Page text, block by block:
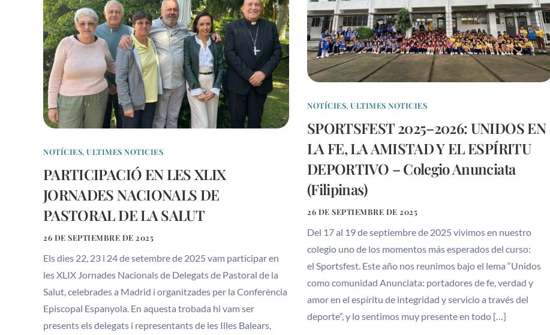
NOTÍCIES,ULTIMES NOTICIES
PARTICIPACIÓ EN LES XLIX
JORNADES NACIONALS DE
PASTORAL DE LA SALUT
26 DE SEPTIEMBRE DE 2025
Els dies 22, 23 i 24 de setembre de 2025 vam participar en
les XLIX Jornades Nacionals de Delegats de Pastoral de la
Salut, celebrades a Madrid i organitzades per la Conferència
Episcopal Espanyola. En aquesta trobada hi vam ser
presents els delegats i representants de les Illes Balears,
NOTÍCIES,ULTIMES NOTICIES
SPORTSFEST 2025–2026: UNIDOS EN
LA FE, LA AMISTAD Y EL ESPÍRITU
DEPORTIVO – Colegio Anunciata
(Filipinas)
26 DE SEPTIEMBRE DE 2025
Del 17 al 19 de septiembre de 2025 vivimos en nuestro
colegio uno de los momentos más esperados del curso:
el Sportsfest. Este año nos reunimos bajo el lema “Unidos
como comunidad Anunciata: portadores de fe, verdad y
amor en el espíritu de integridad y servicio a través del
deporte”, y lo sentimos muy presente en todo […]